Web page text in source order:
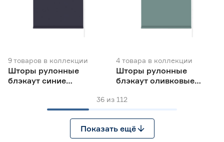
9товаров в коллекции
Шторы рулонные
блэкаут синие
4 товара в коллекции
Шторы рулонные
блэкаут оливковые
36 из 112
Показать ещё